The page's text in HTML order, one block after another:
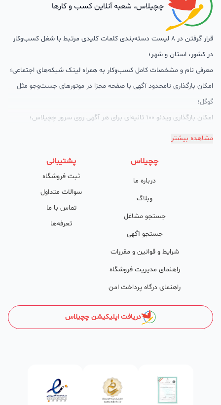
چچیلاس، شعبه آنلاین کسب و کارها
قرار گرفتن در 8 لیست دسته‌بندی کلمات کلیدی مرتبط با شغل کسب‌وکار
در کشور، استان و شهر؛
معرفی نام و مشخصات کامل کسب‌وکار به همراه لینک شبکه‌های اجتماعی؛
امکان بارگذاری نامحدود آگهی با صفحه مجزا در موتورهای جست‌وجو مثل
گوگل؛
امکان بارگذاری ویدئو 100 ثانیه‌ای برای هر آگهی روی سرور چچیلاس؛
گالری تصاویر محصول؛
پشتیبانی حرفه‌ای را هم به سبد خدماتش اضافه کرده است. چچیلاس با
امکان پشتیبان اختصاصی به محض ورود هر کسب‌وکار، نظارت، تحلیل
وکمک پشتیبان‌ها در تولید محتوا و سئونویسی به کسب‌وکارها شرایط را
طوری فراهم کرده که تا الان کسب‌وکارهای فعال در چچیلاس با کلمات
کلیدی بسیار خوبی رتبه دریافت کرده و بازخورد‌های بسیار خوبی گرفته‌اند.
کدام کسب و کارها در چچیلاس میتوانند خود و محصولاتشان را
معرفی کنند؟
در واقع میتوان گفت تمامی کسب و کارهای مجاز در ایران و آنهایی که
ساختمان‌سازی و دکوراسیون
انواع مصالح ساختمانی از قبیل: شن‌، ماسه، پوکه معدنی، سیمان، گچ،
مشاهده بیشتر
چچیلاس
درباره ما
وبلاگ
جستجو مشاغل
جستجو آگهی
شرایط و قوانین و مقررات
راهنمای مدیریت فروشگاه
راهنمای درگاه پرداخت امن
پشتیبانی
ثبت فروشگاه
سوالات متداول
تماس با ما
تعرفه‌ها
دریافت اپلیکیشن چچیلاس